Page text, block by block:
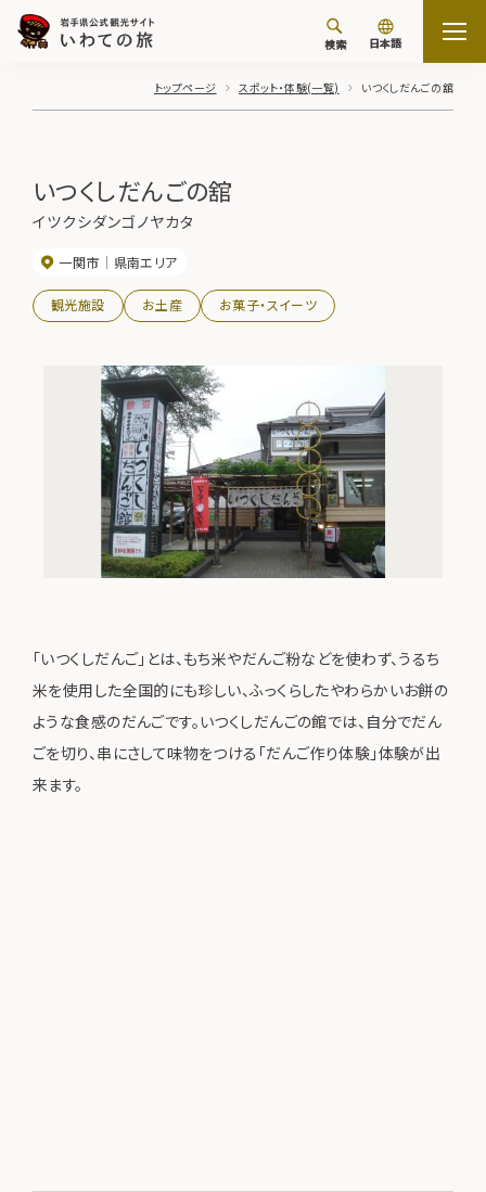
検索 日本語
トップページ スポット・体験(一覧) いつくしだんごの舘
いつくしだんごの舘
イツクシダンゴノヤカタ
一関市 県南エリア
観光施設 お土産 お菓子・スイーツ
「いつくしだんご」とは、もち米やだんご粉などを使わず、うるち
米を使用した全国的にも珍しい、ふっくらしたやわらかいお餅の
ような食感のだんごです。いつくしだんごの館では、自分でだん
ごを切り、串にさして味物をつける「だんご作り体験」体験が出
来ます。